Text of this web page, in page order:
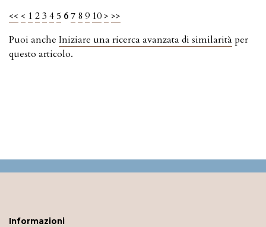
<< < 1 23 4 5 67 8 9 10 > >>
Puoi anche Iniziare una ricerca avanzata di similarità per
questo articolo.
Informazioni